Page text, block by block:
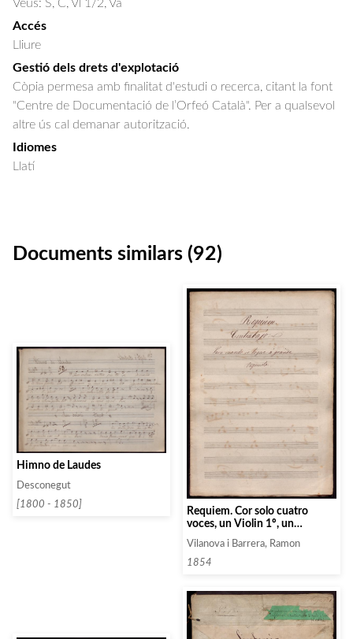
Veus: S, C, Vl 1/2, Va
Accés
Lliure
Gestió dels drets d'explotació
Còpia permesa amb finalitat d'estudi o recerca, citant la font
"Centre de Documentació de l’Orfeó Català". Per a qualsevol
altre ús cal demanar autorització.
Idiomes
Llatí
Documents similars (92)
Himno de Laudes
Desconegut
[1800 - 1850]
Requiem. Cor solo cuatro
voces, un Violin 1º, un
segundo, Viola, Flauta, Oboe,
Fagote, Violoncello y Bajo
Vilanova i Barrera, Ramon
1854